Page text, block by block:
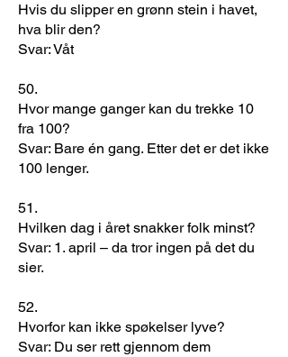
Hvis du slipper en grønn stein i havet,
hva blir den?
Svar: Våt
50.
Hvor mange ganger kan du trekke 10
fra 100?
Svar: Bare én gang. Etter det er det ikke
100 lenger.
51.
Hvilken dag i året snakker folk minst?
Svar: 1. april – da tror ingen på det du
sier.
52.
Hvorfor kan ikke spøkelser lyve?
Svar: Du ser rett gjennom dem